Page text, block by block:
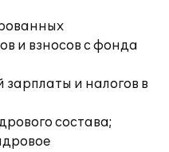
и взносов с фонда
и налогов в
состава;